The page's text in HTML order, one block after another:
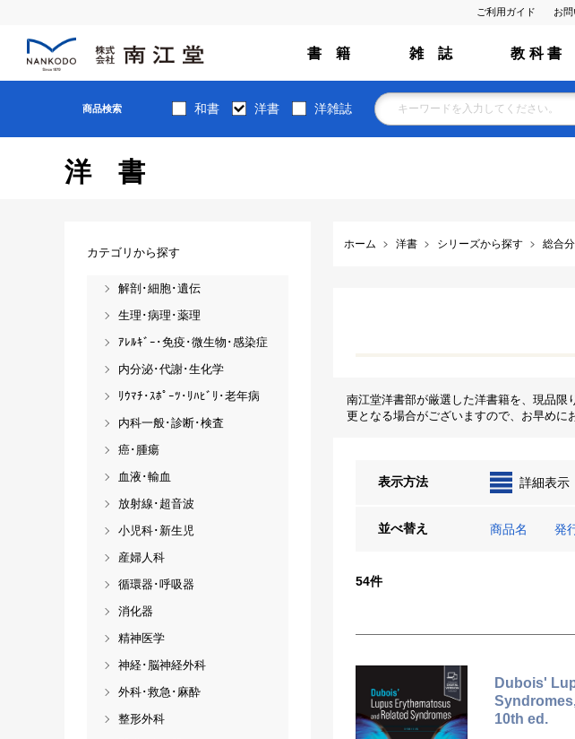
ご利用ガイド お
書 籍 雑 誌 教 科 書
商品検索 和書 洋書 洋雑誌
洋書
ホーム 洋書 シリーズから探す 総合
南江堂洋書部が厳選した洋書籍を、現品
更となる場合がございますので、お早めに
表示方法 詳細表示
並べ替え 商品名 発
54件
Dubois'
10th ed.
カテゴリから探す
解剖･細胞･遺伝
生理･病理･薬理
ｱﾚﾙｷﾞｰ･免疫･微生物･感染症
内分泌･代謝･生化学
ﾘｳﾏﾁ･ｽﾎﾟｰﾂ･ﾘﾊﾋﾞﾘ･老年病
内科一般･診断･検査
癌･腫瘍
血液･輸血
放射線･超音波
小児科･新生児
産婦人科
循環器･呼吸器
消化器
精神医学
神経･脳神経外科
外科･救急･麻酔
整形外科